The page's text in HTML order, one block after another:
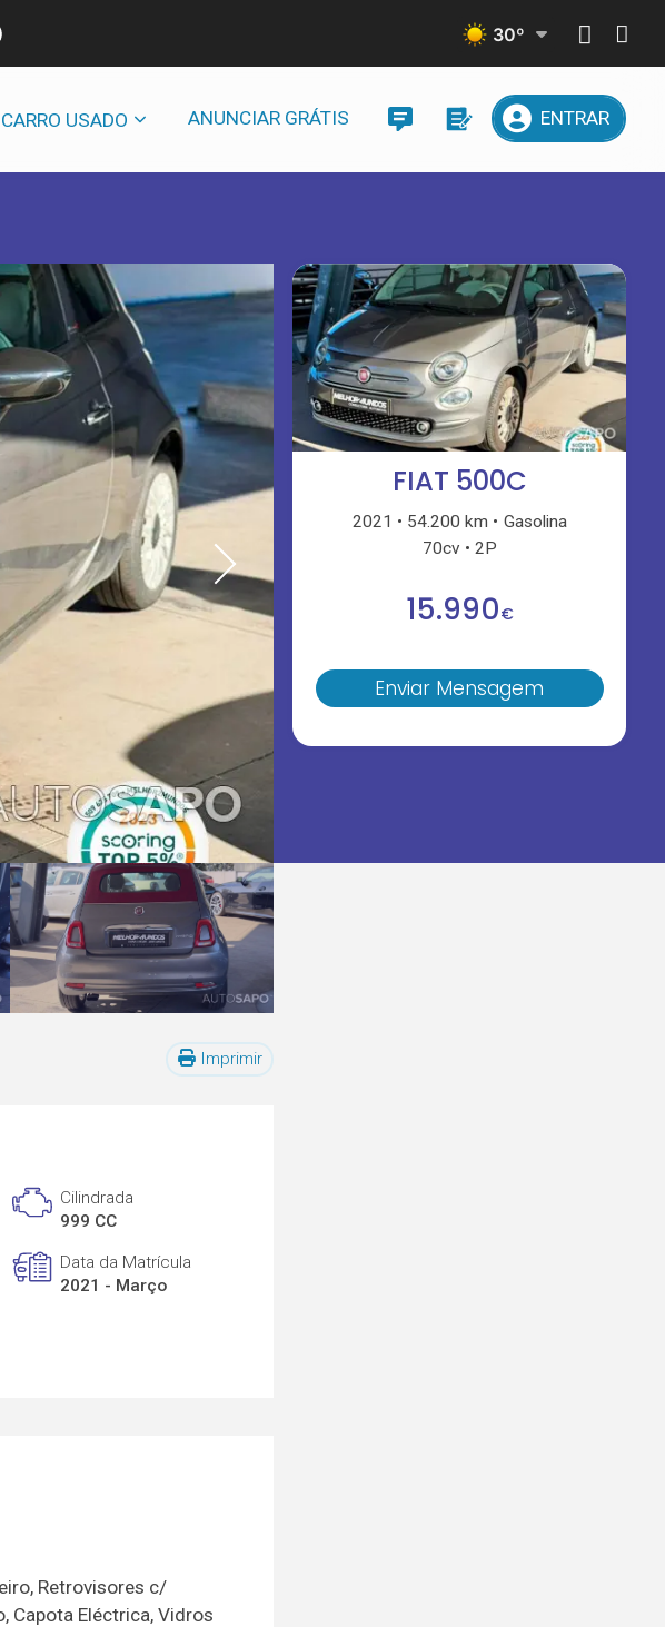
30º
CARRO USADO ANUNCIAR GRÁTIS ENTRAR
FIAT 500C
2021 54.200 km
Gasolina
70cv
2P
15.990€
Enviar Mensagem
Imprimir
Cilindrada
999 CC
Data da Matrícula
2021 - Março
Retrovisores c/
Capota Eléctrica, Vidros